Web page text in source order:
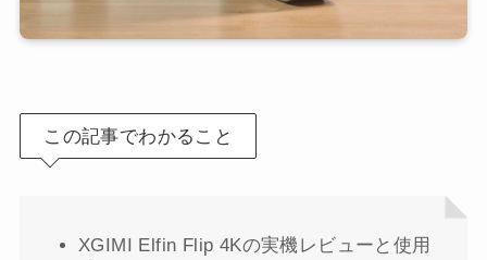
この記事でわかること
XGIMI Elfin Flip 4Kの実機レビューと使用